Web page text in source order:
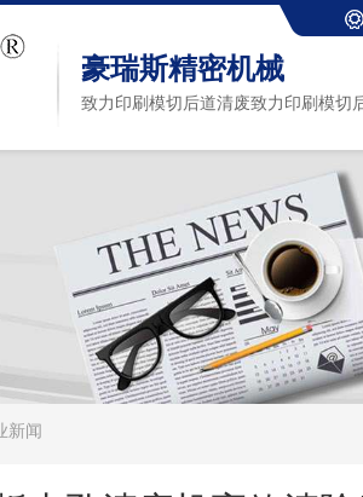
豪瑞斯精密机械
致力印刷模切后道清废致力印刷模切
新闻